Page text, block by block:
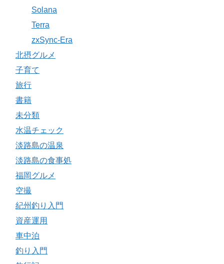
Solana
Terra
zxSync-Era
北摂グルメ
子育て
旅行
書籍
未分類
水温チェック
淡路島の温泉
淡路島の食事処
福岡グルメ
空撮
紀州釣り入門
資産運用
車中泊
釣り入門